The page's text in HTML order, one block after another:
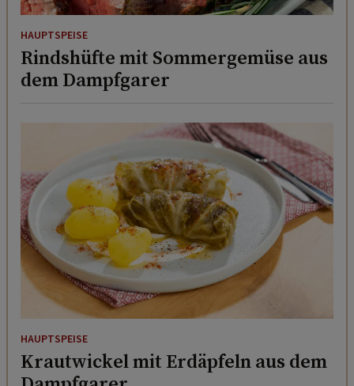
HAUPTSPEISE
Rindshüfte mit Sommergemüse aus
dem Dampfgarer
HAUPTSPEISE
Krautwickel mit Erdäpfeln aus dem